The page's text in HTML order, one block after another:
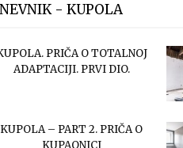
- KUPOLA
PRIČA O TOTALNOJ
ADAPTACIJI. PRVI DIO.
KUPOLA – PART 2. PRIČA O
KUPAONICI